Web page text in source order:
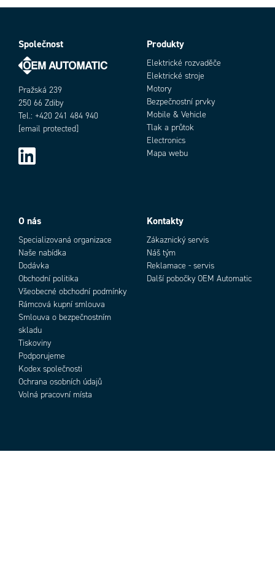
Společnost
Pražská 239
250 66 Zdiby
Tel.: +420 241 484 940
[email protected]
Produkty
Elektrické rozvaděče
Elektrické stroje
Motory
Bezpečnostní prvky
Mobile & Vehicle
Tlak a průtok
Electronics
Mapa webu
O nás
Specializovaná organizace
Naše nabídka
Dodávka
Obchodní politika
Všeobecné obchodní podmínky
Rámcová kupní smlouva
Smlouva o bezpečnostním
skladu
Tiskoviny
Podporujeme
Kodex společnosti
Ochrana osobních údajů
Volná pracovní místa
Kontakty
Zákaznický servis
Náš tým
Reklamace - servis
Další pobočky OEM Automatic